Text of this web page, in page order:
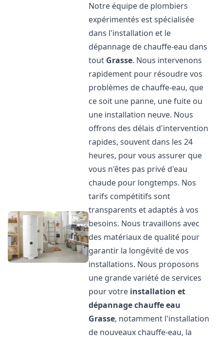
Notre équipe de plombiers
expérimentés est spécialisée
dans l'installation et le
dépannage de chauffe-eau dans
tout Grasse. Nous intervenons
rapidement pour résoudre vos
problèmes de chauffe-eau, que
ce soit une panne, une fuite ou
une installation neuve. Nous
offrons des délais d'intervention
rapides, souvent dans les 24
heures, pour vous assurer que
vous n'êtes pas privé d'eau
chaude pour longtemps. Nos
tarifs compétitifs sont
transparents et adaptés à vos
besoins. Nous travaillons avec
des matériaux de qualité pour
garantir la longévité de vos
installations. Nous proposons
une grande variété de services
pour votre installation et
dépannage chauffe eau
Grasse, notamment l'installation
de nouveaux chauffe-eau, la